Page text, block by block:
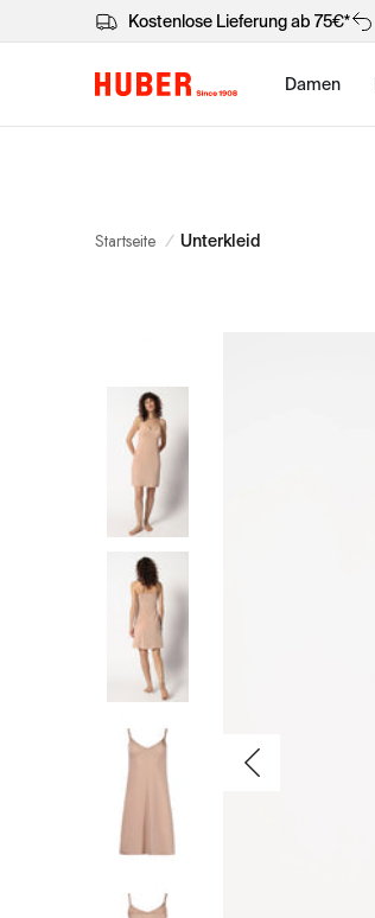
Kostenlose Lieferung ab 75€*
Damen
Startseite / Unterkleid